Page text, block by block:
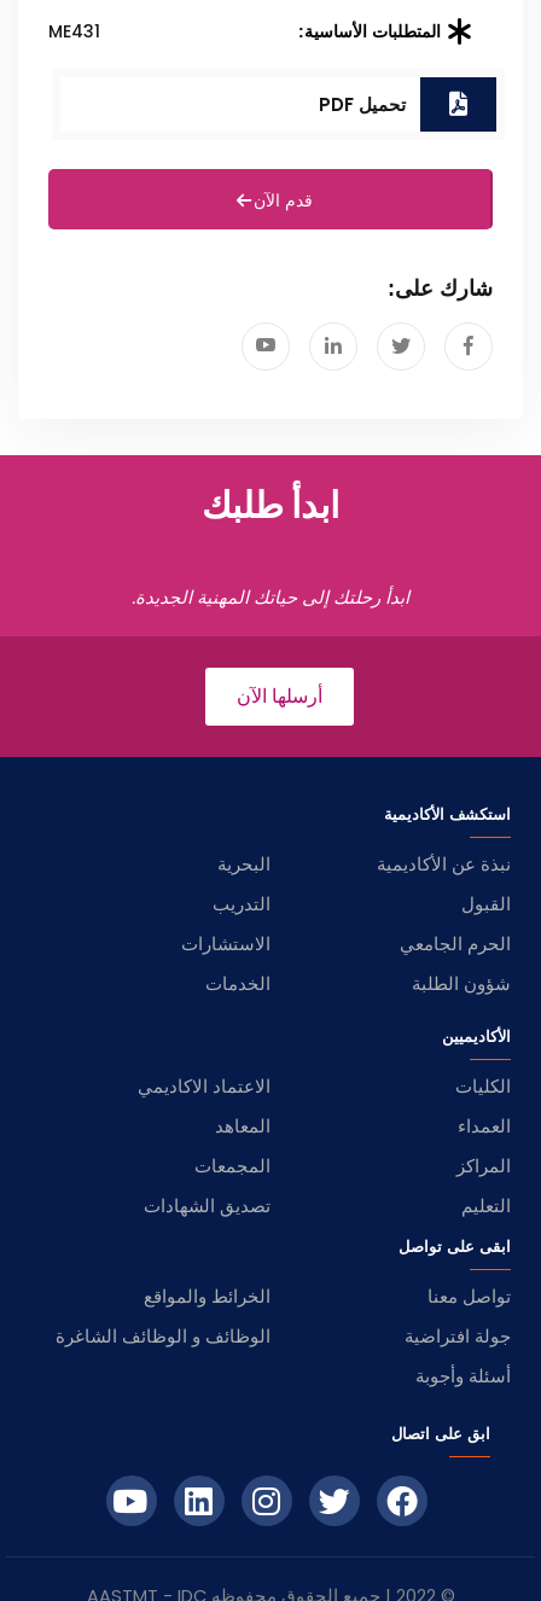
المتطلبات الأساسية: ME431
تحميل PDF
قدم الآن
شارك على:
ابدأ طلبك
ابدأ رحلتك إلى حياتك المهنية الجديدة.
أرسلها الآن
استكشف الأكاديمية
نبذة عن الأكاديمية
البحرية
القبول
التدريب
الحرم الجامعي
الاستشارات
شؤون الطلبة
الخدمات
الأكاديميين
الكليات
الاعتماد الاكاديمي
العمداء
المعاهد
المراكز
المجمعات
التعليم
تصديق الشهادات
ابقى على تواصل
تواصل معنا
الخرائط والمواقع
جولة افتراضية
الوظائف و الوظائف الشاغرة
أسئلة وأجوبة
ابق على اتصال
© 2022 | جميع الحقوق محفوظه IDC
- AASTMT